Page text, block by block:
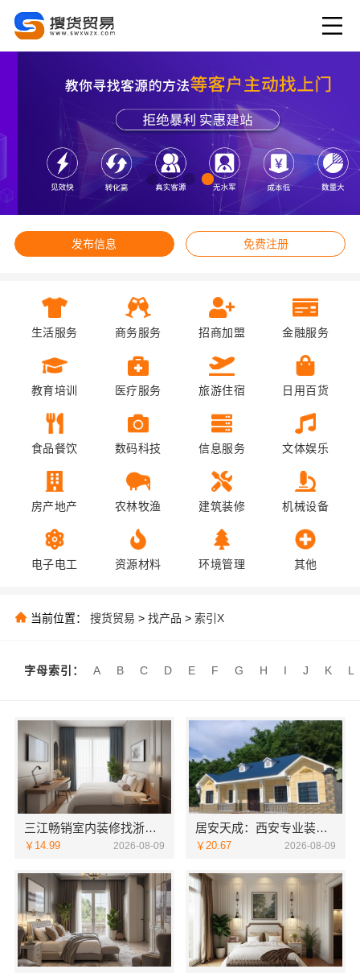
发布信息 免费注册
生活服务 商务服务 招商加盟 金融服务
教育培训 医疗服务 旅游住宿 日用百货
食品餐饮 数码科技 信息服务 文体娱乐
房产地产 农林牧渔 建筑装修 机械设备
电子电工 资源材料 环境管理 其他
当前位置： 搜货贸易 > 找产品 > 索引X
字母索引： A B C D E F G H I J K L
三江畅销室内装修找浙江宜美嘉装饰有保障
￥14.99 2026-08-09
居安天成：西安专业装修平层，免费量房服务
￥20.67 2026-08-09